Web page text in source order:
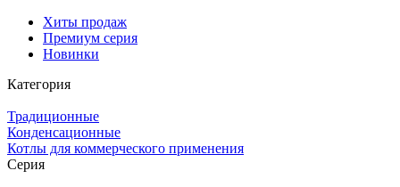
Хиты продаж
Премиум серия
Новинки
Категория
Традиционные
Конденсационные
Котлы для коммерческого применения
Серия